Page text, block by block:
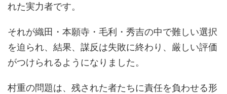
れた実力者です。
それが織田・本願寺・毛利・秀吉の中で難しい選択
を迫られ、結果、謀反は失敗に終わり、厳しい評価
がつけられるようになりました。
村重の問題は、残された者たちに責任を負わせる形